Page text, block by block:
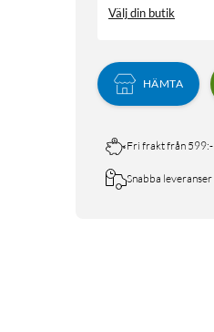
Välj din butik
HÄMTA
Fri frakt från 599:-
Snabba leveranser